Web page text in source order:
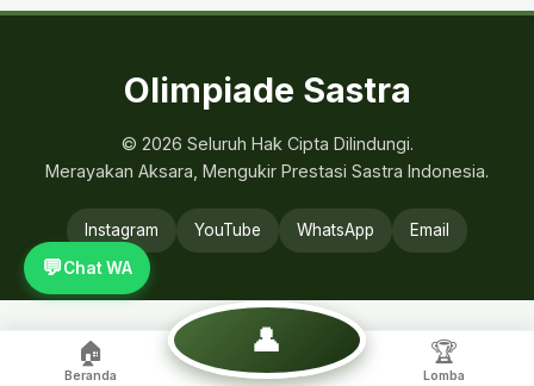
Olimpiade Sastra
© 2026 Seluruh Hak Cipta Dilindungi.
Merayakan Aksara, Mengukir Prestasi Sastra Indonesia.
Instagram YouTube WhatsApp Email
💬Chat WA
🏠
Beranda
👤 🏆
Lomba